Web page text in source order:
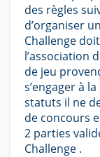
des règles
d’organiser
Challenge
l’association
de jeu
s’engager à
statuts il ne
de concours
2 parties
Challenge .